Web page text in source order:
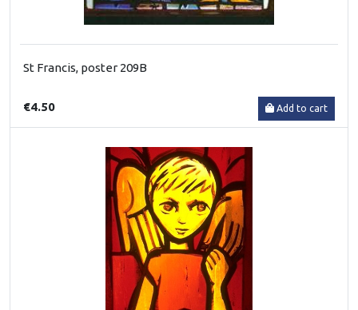
St Francis, poster 209B
€4.50 Add to cart